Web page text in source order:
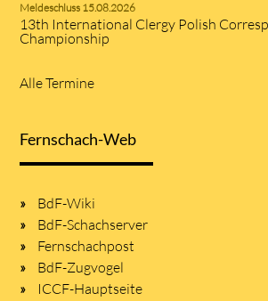
Meldeschluss 15.08.2026
13th International Clergy Polish
Championship
Alle Termine
Fernschach-Web
BdF-Wiki
BdF-Schachserver
Fernschachpost
BdF-Zugvogel
ICCF-Hauptseite